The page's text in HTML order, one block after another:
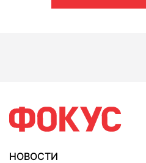
НОВОСТИ